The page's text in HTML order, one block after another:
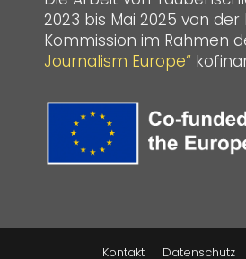
2023 bis Mai 2025 von
Kommission im Rahmen
Journalism Europe“
Kontakt Datenschutz